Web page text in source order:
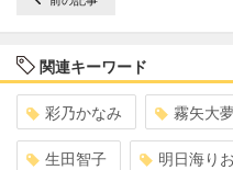
関連キーワード
彩乃かなみ 霧矢大
生田智子 明日海りお